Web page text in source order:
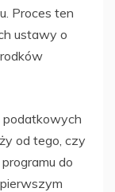
Proces ten
ustawy o
podatkowych
od tego, czy
do